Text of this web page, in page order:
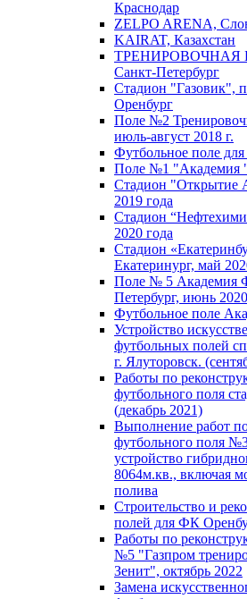
Краснодар
ZELPO ARENA,
KAIRAT, Казахстан
ТРЕНИРОВОЧНАЯ
Санкт-Петербург
Стадион "Газовик",
Оренбург
Поле №2
июль-август 2018 г.
Футбольное поле
Поле №1 "Академия
Стадион "Открытие
2019 года
Стадион
2020 года
Стадион
Екатеринург, май
Поле № 5 Академия
Петербург, июнь
Футбольное поле
Устройство
футбольных полей
г. Ялуторовск.
Работы по
футбольного поля
(декабрь 2021)
Выполнение работ
футбольного поля
устройство
8064м.кв., включая
полива
Строительство и
полей для ФК
Работы по
№5 "Газпром
Зенит", октябрь 2022
Замена